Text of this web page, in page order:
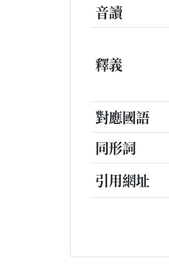
音讀
釋義
對應國語
同形詞
引用網址